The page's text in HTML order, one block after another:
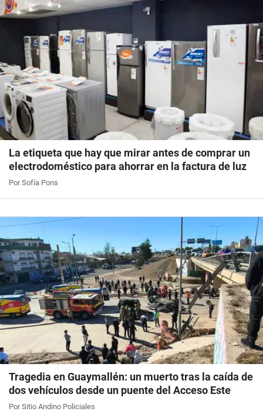
La etiqueta que hay que mirar antes de comprar un
electrodoméstico para ahorrar en la factura de luz
Por Sofía Pons
Tragedia en Guaymallén: un muerto tras la caída de
dos vehículos desde un puente del Acceso Este
Por Sitio Andino Policiales